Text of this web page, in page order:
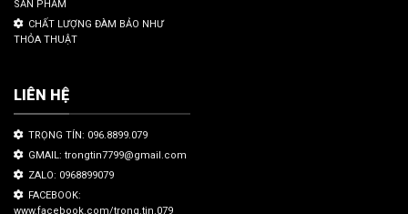
SẢN PHẨM
CHẤT LƯỢNG ĐÀM BẢO NHƯ
THỎA THUẬT
LIÊN HỆ
TRỌNG TÍN: 096.8899.079
GMAIL: trongtin7799@gmail.com
ZALO: 0968899079
FACEBOOK:
www.facebook.com/trong.tin.079